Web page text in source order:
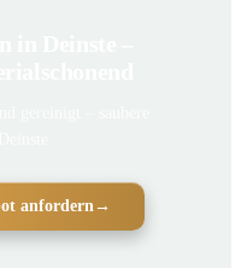
anfordern→